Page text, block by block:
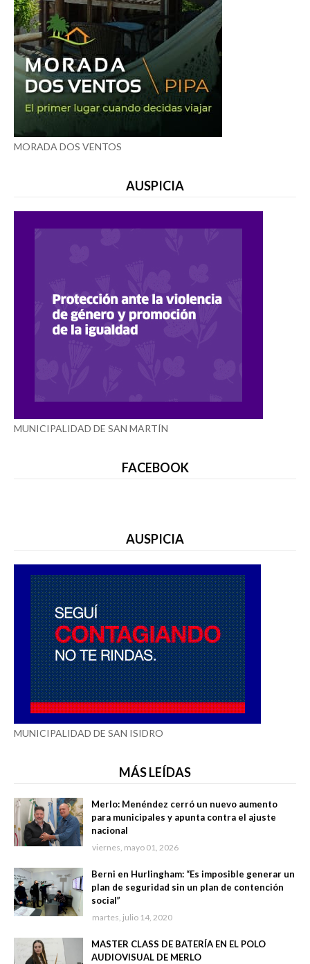
MORADA DOS VENTOS
AUSPICIA
MUNICIPALIDAD DE SAN MARTÍN
FACEBOOK
AUSPICIA
MUNICIPALIDAD DE SAN ISIDRO
MÁS LEÍDAS
Merlo: Menéndez cerró un nuevo aumento
para municipales y apunta contra el ajuste
nacional
viernes, mayo 01, 2026
Berni en Hurlingham: “Es imposible generar un
plan de seguridad sin un plan de contención
social”
martes, julio 14, 2020
MASTER CLASS DE BATERÍA EN EL POLO
AUDIOVISUAL DE MERLO